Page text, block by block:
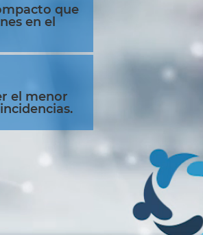
que
en el
el menor